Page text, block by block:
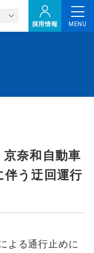
採用情報
MENU
京奈和自動車
伴う迂回運行
よる通行止めに